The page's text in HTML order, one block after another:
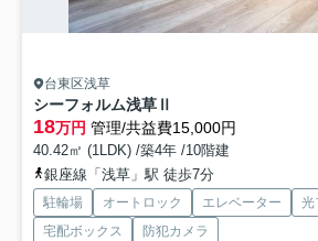
台東区浅草
シーフォルム浅草Ⅱ
18万円 管理/共益費15,000円
40.42㎡ (1LDK) /築4年 /10階建
銀座線「浅草」駅 徒歩7分
駐輪場 オートロック エレベーター
光
宅配ボックス
防犯カメラ